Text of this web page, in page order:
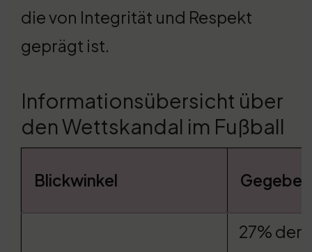
die von Integrität und Respekt
geprägt ist.
Informationsübersicht über
den Wettskandal im Fußball
Blickwinkel
27% der